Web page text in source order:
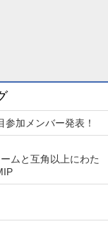
参加メンバー発表！
ムと互角以上にわた